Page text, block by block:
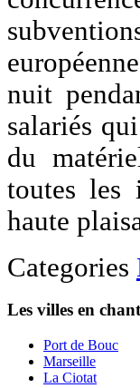
nuit
salariés
du
toutes les
haute
Categories
Les villes en
Port de Bouc
Marseille
La Ciotat